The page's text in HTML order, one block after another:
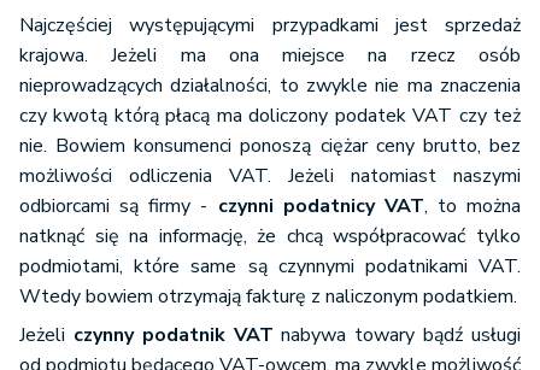
Najczęściej występującymi przypadkami jest sprzedaż
krajowa. Jeżeli ma ona miejsce na rzecz osób
nieprowadzących działalności, to zwykle nie ma znaczenia
czy kwotą którą płacą ma doliczony podatek VAT czy też
nie. Bowiem konsumenci ponoszą ciężar ceny brutto, bez
możliwości odliczenia VAT. Jeżeli natomiast naszymi
odbiorcami są firmy - czynni podatnicy VAT, to można
natknąć się na informację, że chcą współpracować tylko
podmiotami, które same są czynnymi podatnikami VAT.
Wtedy bowiem otrzymają fakturę z naliczonym podatkiem.
Jeżeli czynny podatnik VAT nabywa towary bądź usługi